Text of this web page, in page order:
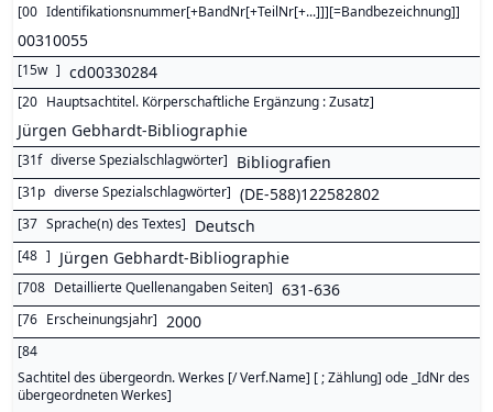
[00 Identifikationsnummer[+BandNr[+TeilNr[+...]]][=Bandbezeichnung]]
00310055
[15w ] cd00330284
[20 Hauptsachtitel. Körperschaftliche Ergänzung : Zusatz]
Jürgen Gebhardt-Bibliographie
[31f diverse Spezialschlagwörter] Bibliografien
[31p diverse Spezialschlagwörter] (DE-588)122582802
[37 Sprache(n) des Textes] Deutsch
[48 ] Jürgen Gebhardt-Bibliographie
[708 Detaillierte Quellenangaben Seiten] 631-636
[76 Erscheinungsjahr] 2000
[84
Sachtitel des übergeordn. Werkes [/ Verf.Name] [ ; Zählung] ode _IdNr des
übergeordneten Werkes]